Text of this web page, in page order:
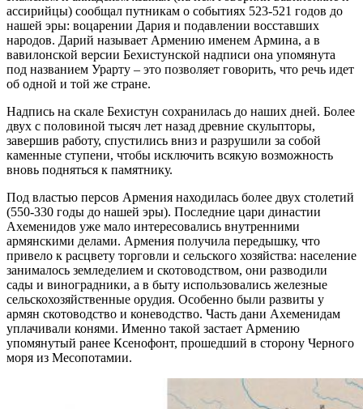
ассирийцы) сообщал путникам о событиях 523-521 годов до
нашей эры: воцарении Дария и подавлении восставших
народов. Дарий называет Армению именем Армина, а в
вавилонской версии Бехистунской надписи она упомянута
под названием Урарту – это позволяет говорить, что речь идет
об одной и той же стране.
Надпись на скале Бехистун сохранилась до наших дней. Более
двух с половиной тысяч лет назад древние скульпторы,
завершив работу, спустились вниз и разрушили за собой
каменные ступени, чтобы исключить всякую возможность
вновь подняться к памятнику.
Под властью персов Армения находилась более двух столетий
(550-330 годы до нашей эры). Последние цари династии
Ахеменидов уже мало интересовались внутренними
армянскими делами. Армения получила передышку, что
привело к расцвету торговли и сельского хозяйства: население
занималось земледелием и скотоводством, они разводили
сады и виноградники, а в быту использовались железные
сельскохозяйственные орудия. Особенно были развиты у
армян скотоводство и коневодство. Часть дани Ахеменидам
уплачивали конями. Именно такой застает Армению
упомянутый ранее Ксенофонт, прошедший в сторону Черного
моря из Месопотамии.